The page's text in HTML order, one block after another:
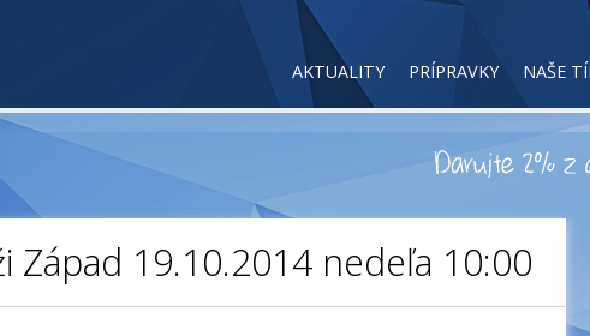
AKTUALITY PRÍPRAVKY NAŠE
Západ 19.10.2014 nedeľa 10:00